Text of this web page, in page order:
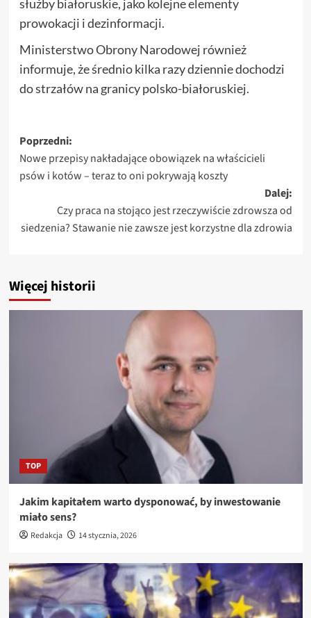
służby białoruskie, jako kolejne elementy
prowokacji i dezinformacji.
Ministerstwo Obrony Narodowej również
informuje, że średnio kilka razy dziennie dochodzi
do strzałów na granicy polsko-białoruskiej.
Zobacz
wpisy
Poprzedni:
Nowe przepisy nakładające obowiązek na właścicieli
psów i kotów – teraz to oni pokrywają koszty
Dalej:
Czy praca na stojąco jest rzeczywiście zdrowsza od
siedzenia? Stawanie nie zawsze jest korzystne dla zdrowia
Więcej historii
TOP
Jakim kapitałem warto dysponować, by inwestowanie
miało sens?
Redakcja 14 stycznia, 2026